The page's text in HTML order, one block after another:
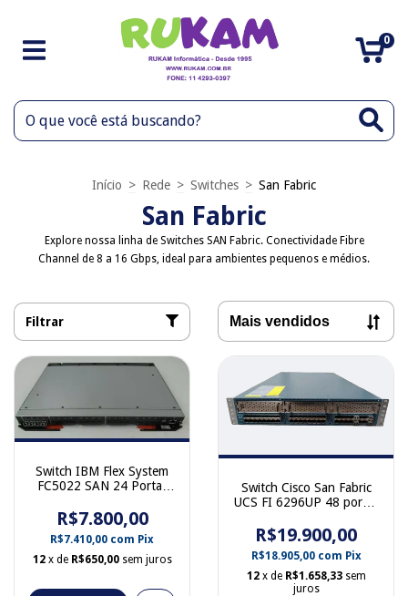
0
Início > Rede > Switches > San Fabric
San Fabric
Explore nossa linha de Switches SAN Fabric. Conectividade Fibre
Channel de 8 a 16 Gbps, ideal para ambientes pequenos e médios.
Filtrar
Switch IBM Flex System
FC5022 SAN 24 Portas
R$7.800,00
R$7.410,00 com Pix
12 x de R$650,00 sem juros
Switch Cisco San Fabric
UCS FI 6296UP 48 portas
6296UP 68-4272-02
R$19.900,00
R$18.905,00 com Pix
12 x de R$1.658,33 sem
juros